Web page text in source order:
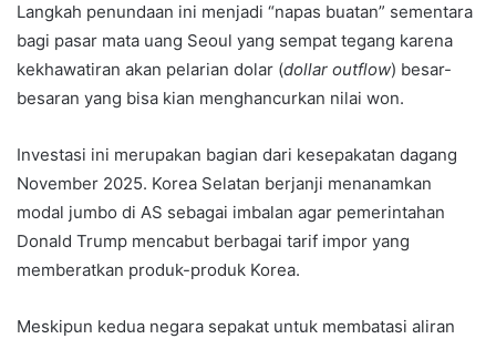
Langkah penundaan ini menjadi “napas buatan” sementara
bagi pasar mata uang Seoul yang sempat tegang karena
kekhawatiran akan pelarian dolar (dollar outflow) besar-
besaran yang bisa kian menghancurkan nilai won.
Investasi ini merupakan bagian dari kesepakatan dagang
November 2025. Korea Selatan berjanji menanamkan
modal jumbo di AS sebagai imbalan agar pemerintahan
Donald Trump mencabut berbagai tarif impor yang
memberatkan produk-produk Korea.
Meskipun kedua negara sepakat untuk membatasi aliran